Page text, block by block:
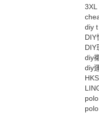
3XL
diy
DIY
DIY
diy
diy